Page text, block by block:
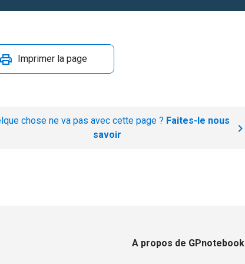
Imprimer la page
chose ne va pas avec cette page ? Faites-le nous
savoir
A propos de GPnotebook